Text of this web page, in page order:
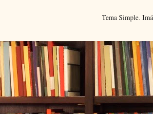
Tema Simple.